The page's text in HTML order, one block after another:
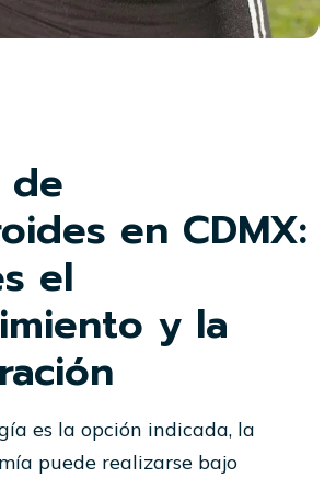
de
en CDMX:
el
y la
es la opción indicada, la
puede realizarse bajo